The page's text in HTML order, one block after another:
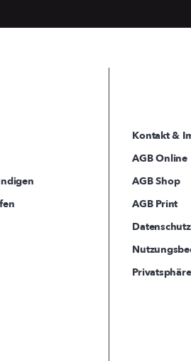
Kontakt &
AGB Online
AGB Shop
AGB Print